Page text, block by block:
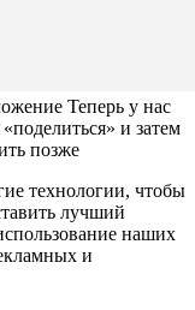
Теперь у нас
и затем
позже
технологии, чтобы
лучший
наших
и